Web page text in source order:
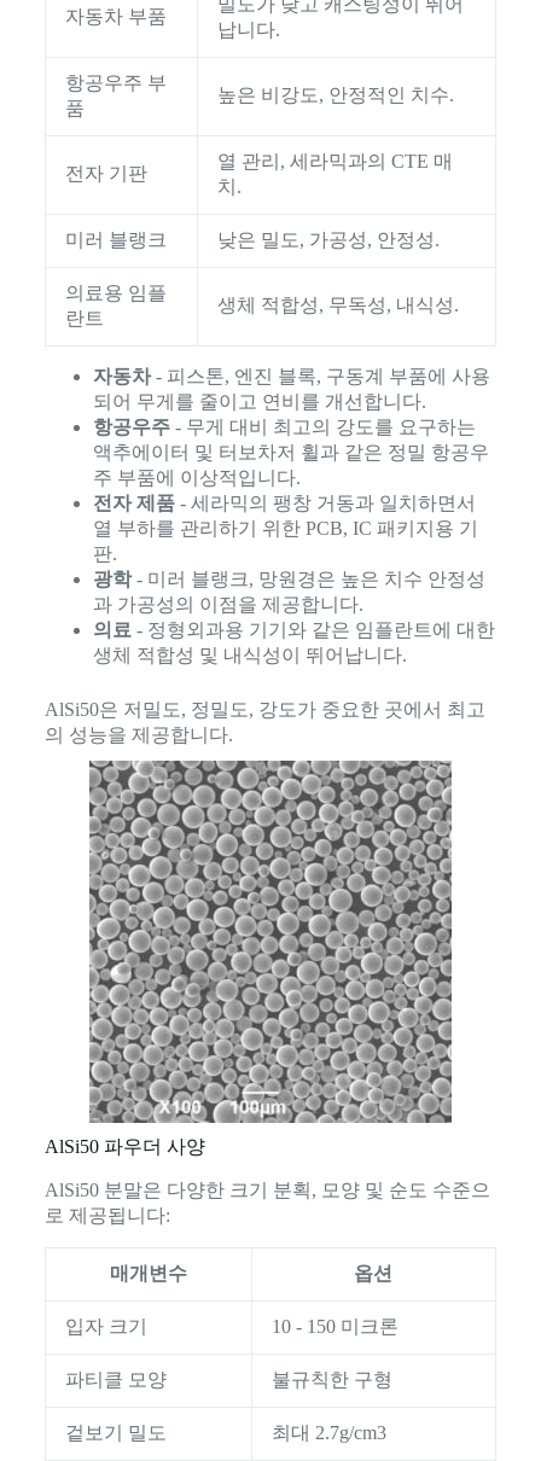
자동차 부품
납니다.
항공우주 부
품
높은 비강도, 안정적인 치수.
전자 기판
열 관리, 세라믹과의 CTE 매
치.
미러 블랭크 낮은 밀도, 가공성, 안정성.
의료용 임플
란트
생체 적합성, 무독성, 내식성.
자동차- 피스톤, 엔진 블록, 구동계 부품에 사용
되어 무게를 줄이고 연비를 개선합니다.
항공우주- 무게 대비 최고의 강도를 요구하는
액추에이터 및 터보차저 휠과 같은 정밀 항공우
주 부품에 이상적입니다.
전자 제품- 세라믹의 팽창 거동과 일치하면서
열 부하를 관리하기 위한 PCB, IC 패키지용 기
판.
광학- 미러 블랭크, 망원경은 높은 치수 안정성
과 가공성의 이점을 제공합니다.
의료 - 정형외과용 기기와 같은 임플란트에 대한
생체 적합성 및 내식성이 뛰어납니다.
AlSi50은 저밀도, 정밀도, 강도가 중요한 곳에서 최고
의 성능을 제공합니다.
AlSi50 파우더 사양
AlSi50 분말은 다양한 크기 분획, 모양 및 순도 수준으
로 제공됩니다:
매개변수 옵션
입자 크기 10 - 150 미크론
파티클 모양 불규칙한 구형
겉보기 밀도 최대 2.7g/cm3